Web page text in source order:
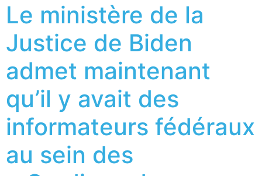
Le ministère de la
Justice de Biden
admet maintenant
qu’il y avait des
informateurs fédéraux
au sein des